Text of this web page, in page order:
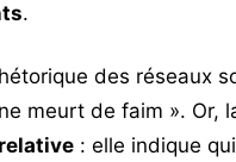
.
des réseaux
meurt de faim ». Or,
: elle indique